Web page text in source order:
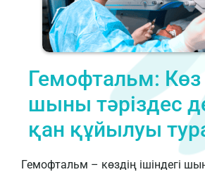
Гемофтальм: Көз
шыны тәріздес
қан құйылуы
Гемофтальм – көздің ішіндегі